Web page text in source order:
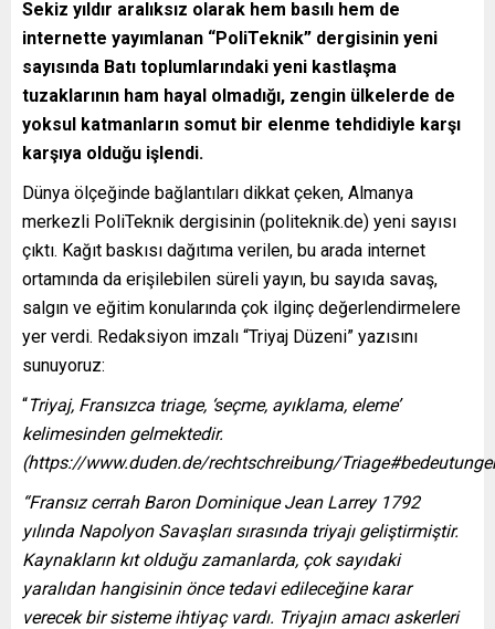
Sekiz yıldır aralıksız olarak hem basılı hem de
internette yayımlanan “PoliTeknik” dergisinin yeni
sayısında Batı toplumlarındaki yeni kastlaşma
tuzaklarının ham hayal olmadığı, zengin ülkelerde de
yoksul katmanların somut bir elenme tehdidiyle karşı
karşıya olduğu işlendi.
Dünya ölçeğinde bağlantıları dikkat çeken, Almanya
merkezli PoliTeknik dergisinin (politeknik.de) yeni sayısı
çıktı. Kağıt baskısı dağıtıma verilen, bu arada internet
ortamında da erişilebilen süreli yayın, bu sayıda savaş,
salgın ve eğitim konularında çok ilginç değerlendirmelere
yer verdi. Redaksiyon imzalı “Triyaj Düzeni” yazısını
sunuyoruz:
“Triyaj, Fransızca triage, ‘seçme, ayıklama, eleme’
kelimesinden gelmektedir.
(https://www.duden.de/rechtschreibung/
“Fransız cerrah Baron Dominique Jean Larrey 1792
yılında Napolyon Savaşları sırasında triyajı geliştirmiştir.
Kaynakların kıt olduğu zamanlarda, çok sayıdaki
yaralıdan hangisinin önce tedavi edileceğine karar
verecek bir sisteme ihtiyaç vardı. Triyajın amacı askerleri